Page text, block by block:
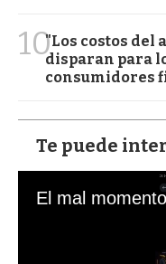
10"Los costos del
disparan para
consumidores
Te puede